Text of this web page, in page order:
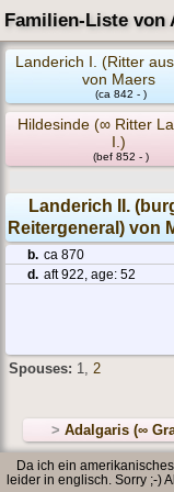
Familien-Liste von
Landerich I. (Ritter
von Maers
(ca 842 - )
Hildesinde (∞ Ritter
I.)
(bef 852 - )
Landerich II.
Reitergeneral) von
b. ca 870
d. aft 922, age: 52
Spouses: 1, 2
>Adalgaris (∞
Da ich ein
leider in englisch. Sorry ;-)